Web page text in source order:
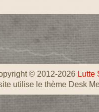
© 2012-2026 Lutte
utilise le thème Desk